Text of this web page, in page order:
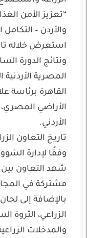
“تعزيز الأمن
والأردن –
استعرض خلاله
ونتائج الدورة
المصرية
القاهرة برئاسة
الأراضي المصري،
الأردني.
تاريخ التعاون
وفقًا لإدارة
بالإضافة إلى
الزراعي، الثروة
والمدخلات